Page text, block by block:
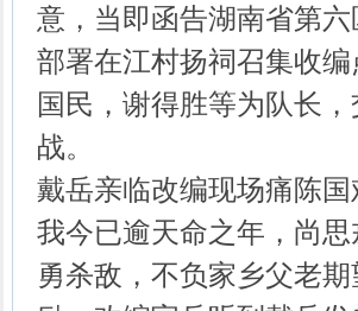
意，当即函告湖南省第
部署在江村扬祠召集收
国民，谢得胜等为队长
战。
戴岳亲临改编现场痛陈
我今已逾天命之年，尚
勇杀敌，不负家乡父老